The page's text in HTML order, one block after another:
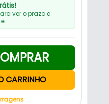
ver o prazo e
CARRINHO